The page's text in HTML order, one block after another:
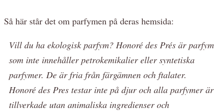
Så här står det om parfymen på deras hemsida:
Vill du ha ekologisk parfym? Honoré des Prés är parfym
som inte innehåller petrokemikalier eller syntetiska
parfymer. De är fria från färgämnen och ftalater.
Honoré des Pres testar inte på djur och alla parfymer är
tillverkade utan animaliska ingredienser och